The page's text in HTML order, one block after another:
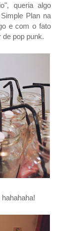
queria algo
Plan na
e com o fato
pop punk.